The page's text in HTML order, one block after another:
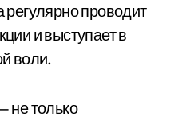
проводит
и выступает в
воли.
не только